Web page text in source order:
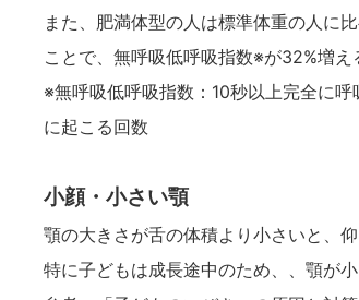
また、肥満体型の人は標準体重の人に
ことで、無呼吸低呼吸指数※が32%増え
※無呼吸低呼吸指数：10秒以上完全に
に起こる回数
小顔・小さい顎
顎の大きさが舌の体積より小さいと、
特に子どもは成長途中のため、、顎が